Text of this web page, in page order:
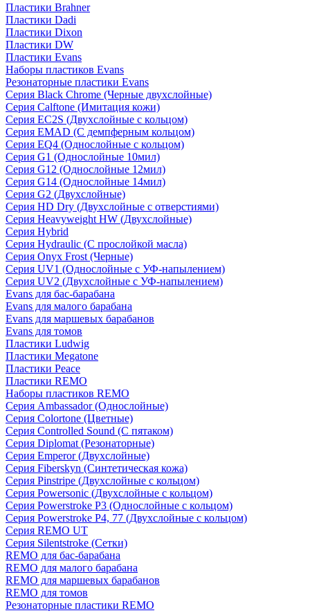
Пластики Brahner
Пластики Dadi
Пластики Dixon
Пластики DW
Пластики Evans
Наборы пластиков Evans
Резонаторные пластики Evans
Серия Black Chrome (Черные двухслойные)
Серия Calftone (Имитация кожи)
Серия EC2S (Двухслойные с кольцом)
Серия EMAD (С демпферным кольцом)
Серия EQ4 (Однослойные с кольцом)
Серия G1 (Однослойные 10мил)
Серия G12 (Однослойные 12мил)
Серия G14 (Однослойные 14мил)
Серия G2 (Двухслойные)
Серия HD Dry (Двухслойные с отверстиями)
Серия Heavyweight HW (Двухслойные)
Серия Hybrid
Серия Hydraulic (С прослойкой масла)
Серия Onyx Frost (Черные)
Серия UV1 (Однослойные с УФ-напылением)
Серия UV2 (Двухслойные с УФ-напылением)
Evans для бас-барабана
Evans для малого барабана
Evans для маршевых барабанов
Evans для томов
Пластики Ludwig
Пластики Megatone
Пластики Peace
Пластики REMO
Наборы пластиков REMO
Серия Ambassador (Однослойные)
Серия Colortone (Цветные)
Серия Controlled Sound (С пятаком)
Серия Diplomat (Резонаторные)
Серия Emperor (Двухслойные)
Серия Fiberskyn (Синтетическая кожа)
Серия Pinstripe (Двухслойные с кольцом)
Серия Powersonic (Двухслойные с кольцом)
Серия Powerstroke P3 (Однослойные с кольцом)
Серия Powerstroke P4, 77 (Двухслойные с кольцом)
Серия REMO UT
Серия Silentstroke (Сетки)
REMO для бас-барабана
REMO для малого барабана
REMO для маршевых барабанов
REMO для томов
Резонаторные пластики REMO